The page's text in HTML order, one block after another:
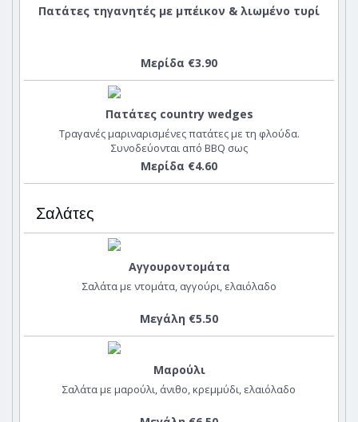
Πατάτες τηγανητές με μπέικον & λιωμένο τυρί
Μερίδα €3.90
Πατάτες country wedges
Τραγανές μαριναρισμένες πατάτες με τη φλούδα.
Συνοδεύονται από BBQ σως
Μερίδα €4.60
Σαλάτες
Αγγουροντομάτα
Σαλάτα με ντομάτα, αγγούρι, ελαιόλαδο
Μεγάλη €5.50
Μαρούλι
Σαλάτα με μαρούλι, άνιθο, κρεμμύδι, ελαιόλαδο